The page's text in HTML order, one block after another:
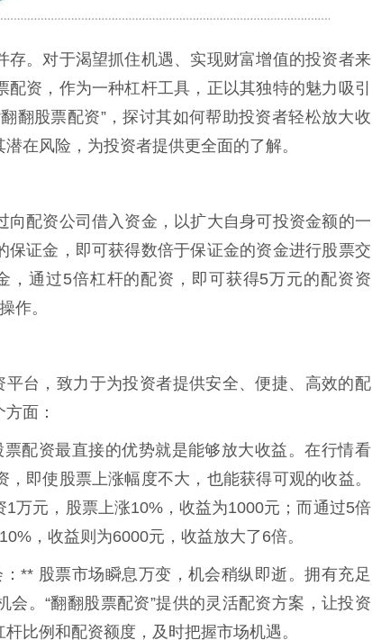
存。对于渴望抓住机遇、实现财富增值的投资者来
资，作为一种杠杆工具，正以其独特的魅力吸引
翻股票配资”，探讨其如何帮助投资者轻松放大收
在风险，为投资者提供更全面的了解。
向配资公司借入资金，以扩大自身可投资金额的一
保证金，即可获得数倍于保证金的资金进行股票交
，通过5倍杠杆的配资，即可获得5万元的配资资
作。
平台，致力于为投资者提供安全、便捷、高效的配
面：
配资最直接的优势就是能够放大收益。在行情看
即使股票上涨幅度不大，也能获得可观的收益。
万元，股票上涨10%，收益为1000元；而通过5倍
，收益则为6000元，收益放大了6倍。
** 股票市场瞬息万变，机会稍纵即逝。拥有充足
。“翻翻股票配资”提供的灵活配资方案，让投资
比例和配资额度，及时把握市场机遇。